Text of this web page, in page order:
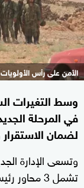
الأمن على رأس
وسط التغيرات
في المرحلة
لضمان الاستقرار
وتسعى الإدارة
تشمل 3 محاور رئيسية: إعادة هيكلة الأمن في محافظة